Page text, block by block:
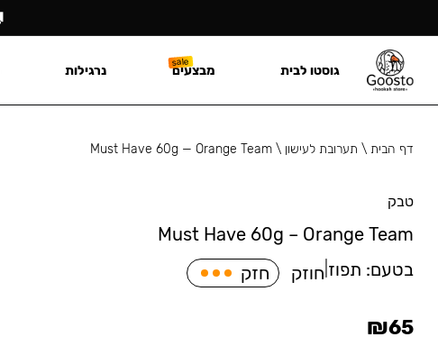
דף הבית\ תערובת לעישון \
Must Have 60g — Orange Team
טבק
Must Have 60g – Orange Team
בטעם: תפוז חוזק חזק
₪65
גוסטו לבית מבצעים נרגילות